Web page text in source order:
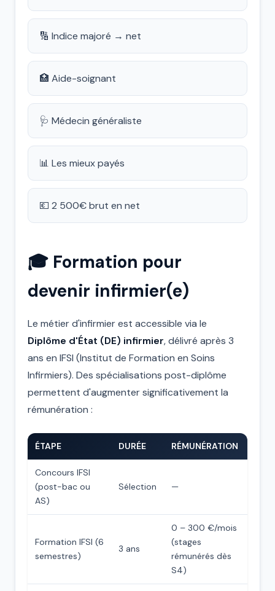
🔢 Indice majoré → net
🏥 Aide-soignant
🩺 Médecin généraliste
📊 Les mieux payés
💶 2 500€ brut en net
🎓 Formation pour
devenir infirmier(e)
Le métier d'infirmier est accessible via le
Diplôme d'État (DE) infirmier, délivré après 3
ans en IFSI (Institut de Formation en Soins
Infirmiers). Des spécialisations post-diplôme
permettent d'augmenter significativement la
rémunération :
ÉTAPE DURÉE RÉMUNÉRATION
Concours IFSI
(post-bac ou
AS)
Sélection —
Formation IFSI (6
semestres)
3 ans
0 – 300 €/mois
(stages
rémunérés dès
S4)